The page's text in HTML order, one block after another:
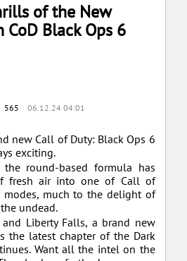
of the New
CoD Black Ops 6
565 06.12.24 04:01
new Call of Duty: Black Ops 6
exciting.
the round-based formula has
fresh air into one of Call of
modes, much to the delight of
undead.
Liberty Falls, a brand new
the latest chapter of the Dark
Want all the intel on the